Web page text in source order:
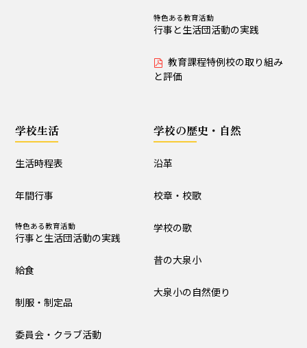
特色ある教育活動
行事と生活団活動の実践
給食
R8学校通信 巻頭言
大泉小の自然便り
特色ある教育活動
行事と生活団活動の実践
教育課程特例校の取り組み
と評価
学校生活
生活時程表
年間行事
特色ある教育活動
行事と生活団活動の実践
給食
制服・制定品
委員会・クラブ活動
学校の歴史・自然
沿革
校章・校歌
学校の歌
昔の大泉小
大泉小の自然便り